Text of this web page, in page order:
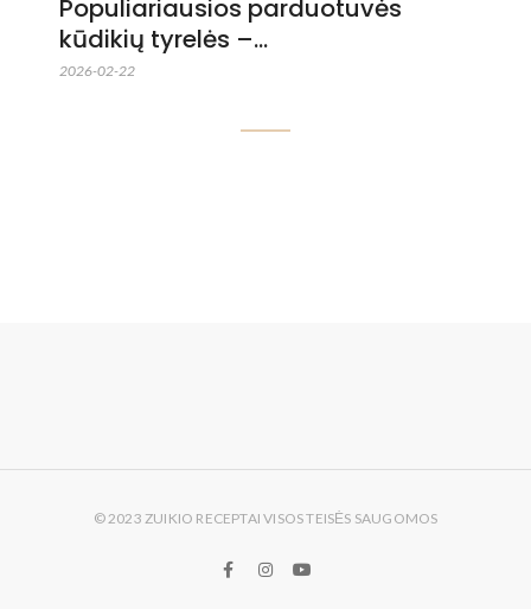
Populiariausios parduotuvės
kūdikių tyrelės –…
2026-02-22
© 2023 ZUIKIO RECEPTAI VISOS TEISĖS SAUGOMOS